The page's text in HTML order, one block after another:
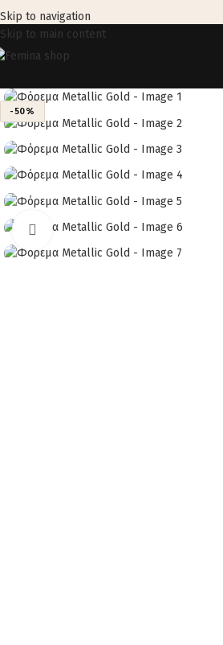
Skip to navigation
Skip to main content
-50%
Click to enlarge